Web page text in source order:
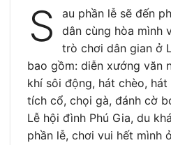
S
au phần lễ sẽ đến
dân cùng hòa mình
trò chơi dân gian ở
bao gồm: diễn xướng văn
khí sôi động, hát chèo,
tích cổ, chọi gà, đánh cờ
Lễ hội đình Phú Gia, du
phần lễ, chơi vui hết mình